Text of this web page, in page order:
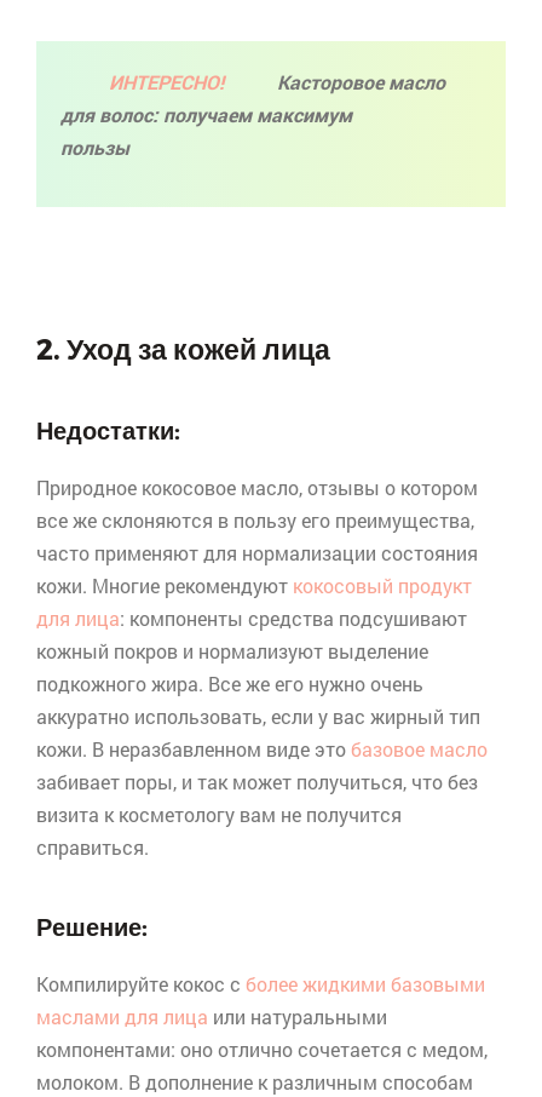
ИНТЕРЕСНО!
Касторовое масло
для волос: получаем максимум
пользы
2. Уход за кожей лица
Недостатки:
Природное кокосовое масло, отзывы о котором
все же склоняются в пользу его преимущества,
часто применяют для нормализации состояния
кожи. Многие рекомендуют кокосовый продукт
для лица: компоненты средства подсушивают
кожный покров и нормализуют выделение
подкожного жира. Все же его нужно очень
аккуратно использовать, если у вас жирный тип
кожи. В неразбавленном виде этобазовое масло
забивает поры, и так может получиться, что без
визита к косметологу вам не получится
справиться.
Решение:
Компилируйте кокос с более жидкими базовыми
маслами для лица или натуральными
компонентами: оно отлично сочетается с медом,
молоком. В дополнение к различным способам